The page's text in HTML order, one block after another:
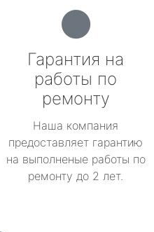
Гарантия на
работы по
ремонту
Наша компания
предоставляет гарантию
на выполненые работы по
ремонту до 2 лет.